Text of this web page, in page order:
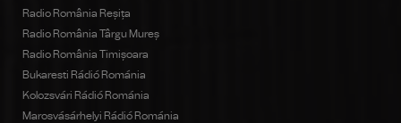
Radio România Reșița
Radio România Târgu Mureș
Radio România Timișoara
Bukaresti Rádió Románia
Kolozsvári Rádió Románia
Marosvásárhelyi Rádió Románia